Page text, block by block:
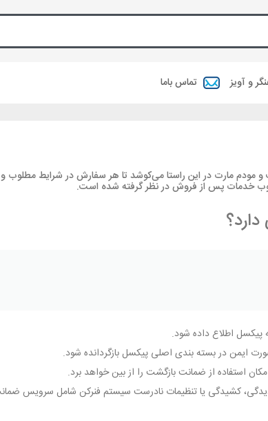
و آویز تماس باما
مودم مارت در این راستا می‏‌کوشد تا هر سفارش در شرایط
خدمات پس از فروش در نظر گرفته شده است.
ایمن در بسته بندی اصلی پیکسل بازگردانده شود.
استفاده از ضمانت بازگشت را از بین خواهد برد.
کشیدگی یا تنظیمات نادرست سیستم فنرکن شامل سرویس